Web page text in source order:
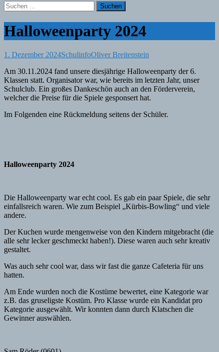
Suchen
nach:
Halloweenparty 2024
1. Dezember 2024SchulinfoOliver Breitenstein
Am 30.11.2024 fand unsere diesjährige Halloweenparty der 6.
Klassen statt. Organisator war, wie bereits im letzten Jahr, unser
Schulclub. Ein großes Dankeschön auch an den Förderverein,
welcher die Preise für die Spiele gesponsert hat.
Im Folgenden eine Rückmeldung seitens der Schüler.
Halloweenparty 2024
Die Halloweenparty war echt cool. Es gab ein paar Spiele, die sehr
einfallsreich waren. Wie zum Beispiel „Kürbis-Bowling“ und viele
andere.
Der Kuchen wurde mengenweise von den Kindern mitgebracht (die
alle sehr lecker geschmeckt haben!). Diese waren auch sehr kreativ
gestaltet.
Was auch sehr cool war, dass wir fast die ganze Cafeteria für uns
hatten.
Am Ende wurden noch die Kostüme bewertet, eine Kategorie war
z.B. das gruseligste Kostüm. Pro Klasse wurde ein Kandidat pro
Kategorie ausgewählt. Wir konnten dann durch Klatschen die
Gewinner auswählen.